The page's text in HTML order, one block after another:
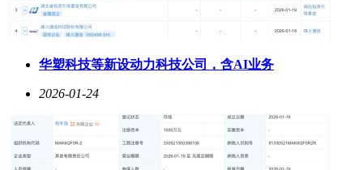
华塑科技等新设动力科技公司，含AI业务
2026-01-24